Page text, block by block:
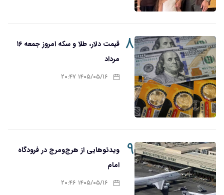
۸
قیمت دلار، طلا و سکه امروز جمعه ۱۶
مرداد
۱۴۰۵/۰۵/۱۶ ۲۰:۴۷
۹
ویدئوهایی از هرج‌ومرج در فرودگاه
امام
۱۴۰۵/۰۵/۱۶ ۲۰:۴۶